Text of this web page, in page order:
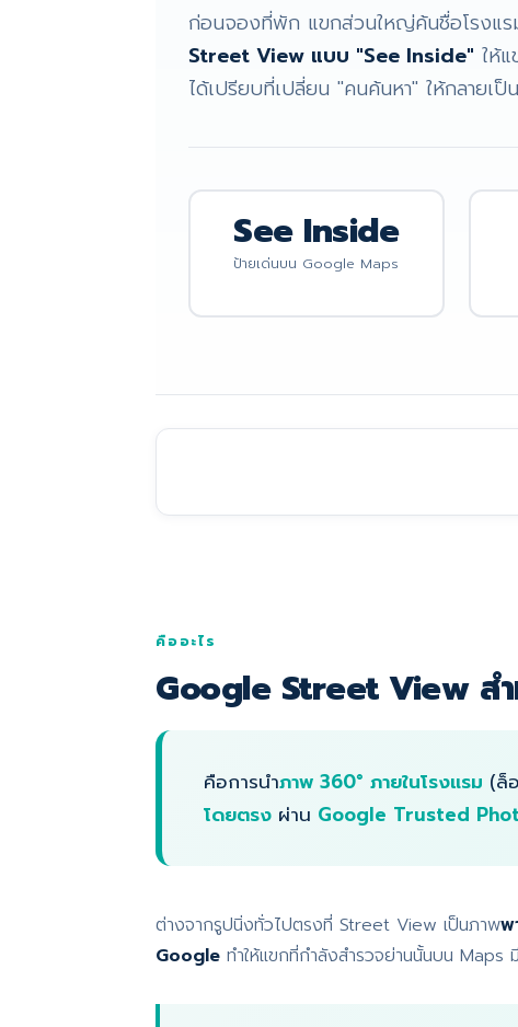
ก่อนจองที่พัก แขกส่วนใหญ่ค้นชื่อโรงแ
Street View แบบ "See Inside" ให้
ได้เปรียบที่เปลี่ยน "คนค้นหา" ให้กลายเ
See Inside
ป้ายเด่นบน Google Maps
คืออะไร
Google Street View สำ
คือการนำภาพ 360° ภายในโรงแรม (ล็
โดยตรง ผ่าน Google Trusted
ต่างจากรูปนิ่งทั่วไปตรงที่ Street View เป็นภาพพ
Google ทำให้แขกที่กำลังสำรวจย่านนั้นบน